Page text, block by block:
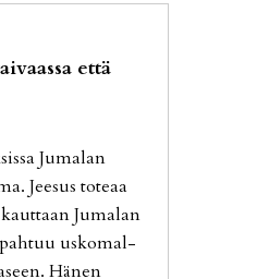
että
Ju­ma­lan
Jee­sus to­te­aa
Ju­ma­lan
us­ko­mal­
Hä­nen